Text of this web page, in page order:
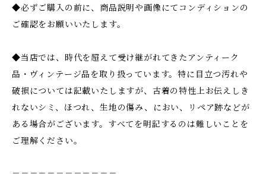
◆必ずご購入の前に、商品説明や画像にてコンディションの
ご確認をお願いいたします。
◆当店では、時代を超えて受け継がれてきたアンティーク
品・ヴィンテージ品を取り扱っています。特に目立つ汚れや
破損については記載いたしますが、古着の特性上お伝えしき
れないシミ、ほつれ、生地の傷み、におい、リペア跡などが
ある場合がございます。すべてを明記するのは難しいことを
ご理解ください。